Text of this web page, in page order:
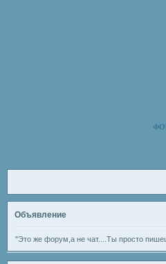
Объявление
"Это же форум,а не чат....Ты просто